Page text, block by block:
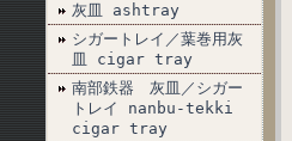
灰皿 ashtray
シガートレイ／葉巻用灰
皿 cigar tray
南部鉄器 灰皿／シガー
トレイ nanbu-tekki
cigar tray